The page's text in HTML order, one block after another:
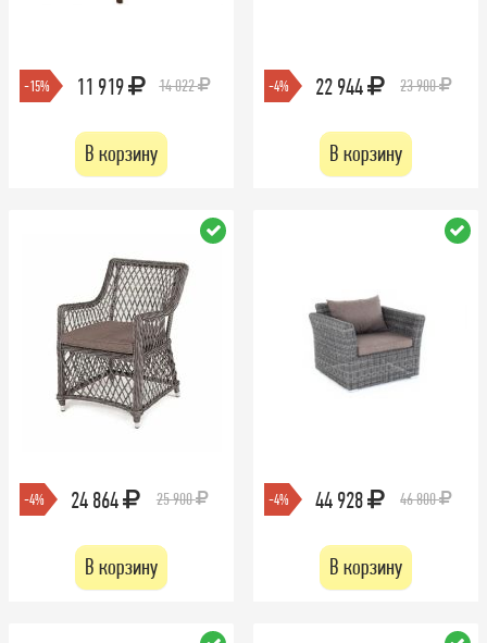
-15% 11 919 14 022
В корзину
-4% 22 944 23 900
В корзину
-4% 24 864 25 900
В корзину
-4% 44 928 46 800
В корзину